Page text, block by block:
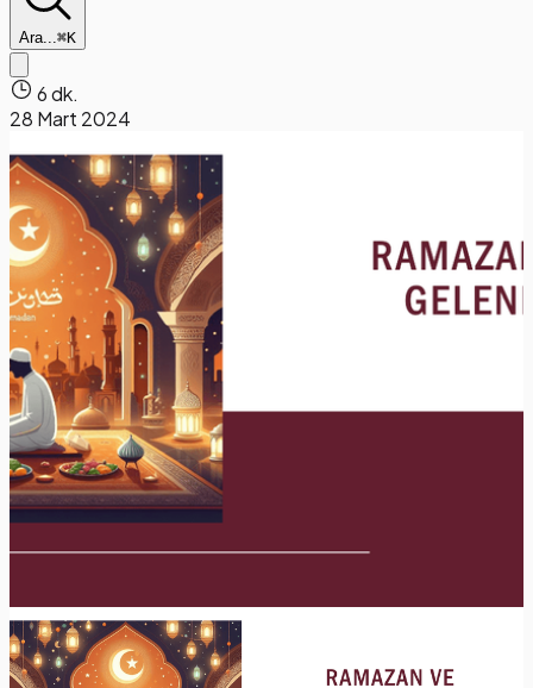
Ara...⌘K
6 dk.
28 Mart 2024